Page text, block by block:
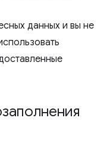
данных и вы не